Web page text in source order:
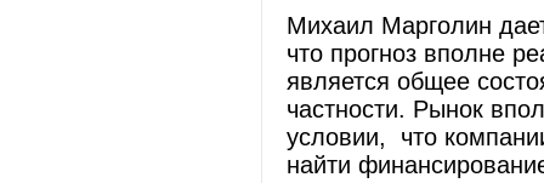
Михаил Марголин
что прогноз вполне
является общее
частности. Рынок
условии, что
найти